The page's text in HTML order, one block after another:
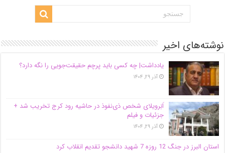
نوشته‌های اخیر
یادداشت| ‌چه کسی باید پرچم حقیقت‌جویی را نگه دارد؟
آذر ۲۹, ۱۴۰۴
اَبَر‌ویلای شخص ذی‌نفوذ در حاشیه‌ رود کرج تخریب شد +
جزئیات و فیلم
آذر ۲۹, ۱۴۰۴
استان البرز در جنگ 12 روزه 7 شهید دانشجو تقدیم انقلاب کرد